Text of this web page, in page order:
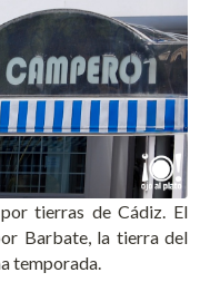
tierras de Cádiz. El
Barbate, la tierra del
temporada.